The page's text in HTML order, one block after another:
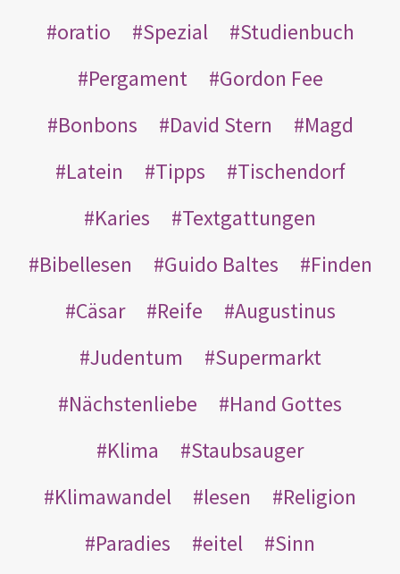
oratio
Spezial
Studienbuch
Pergament
Gordon Fee
Bonbons
David Stern
Magd
Latein
Tipps
Tischendorf
Karies
Textgattungen
Bibellesen
Guido Baltes
Finden
Cäsar
Reife
Augustinus
Judentum
Supermarkt
Nächstenliebe
Hand Gottes
Klima
Staubsauger
Klimawandel
lesen
Religion
Paradies
eitel
Sinn